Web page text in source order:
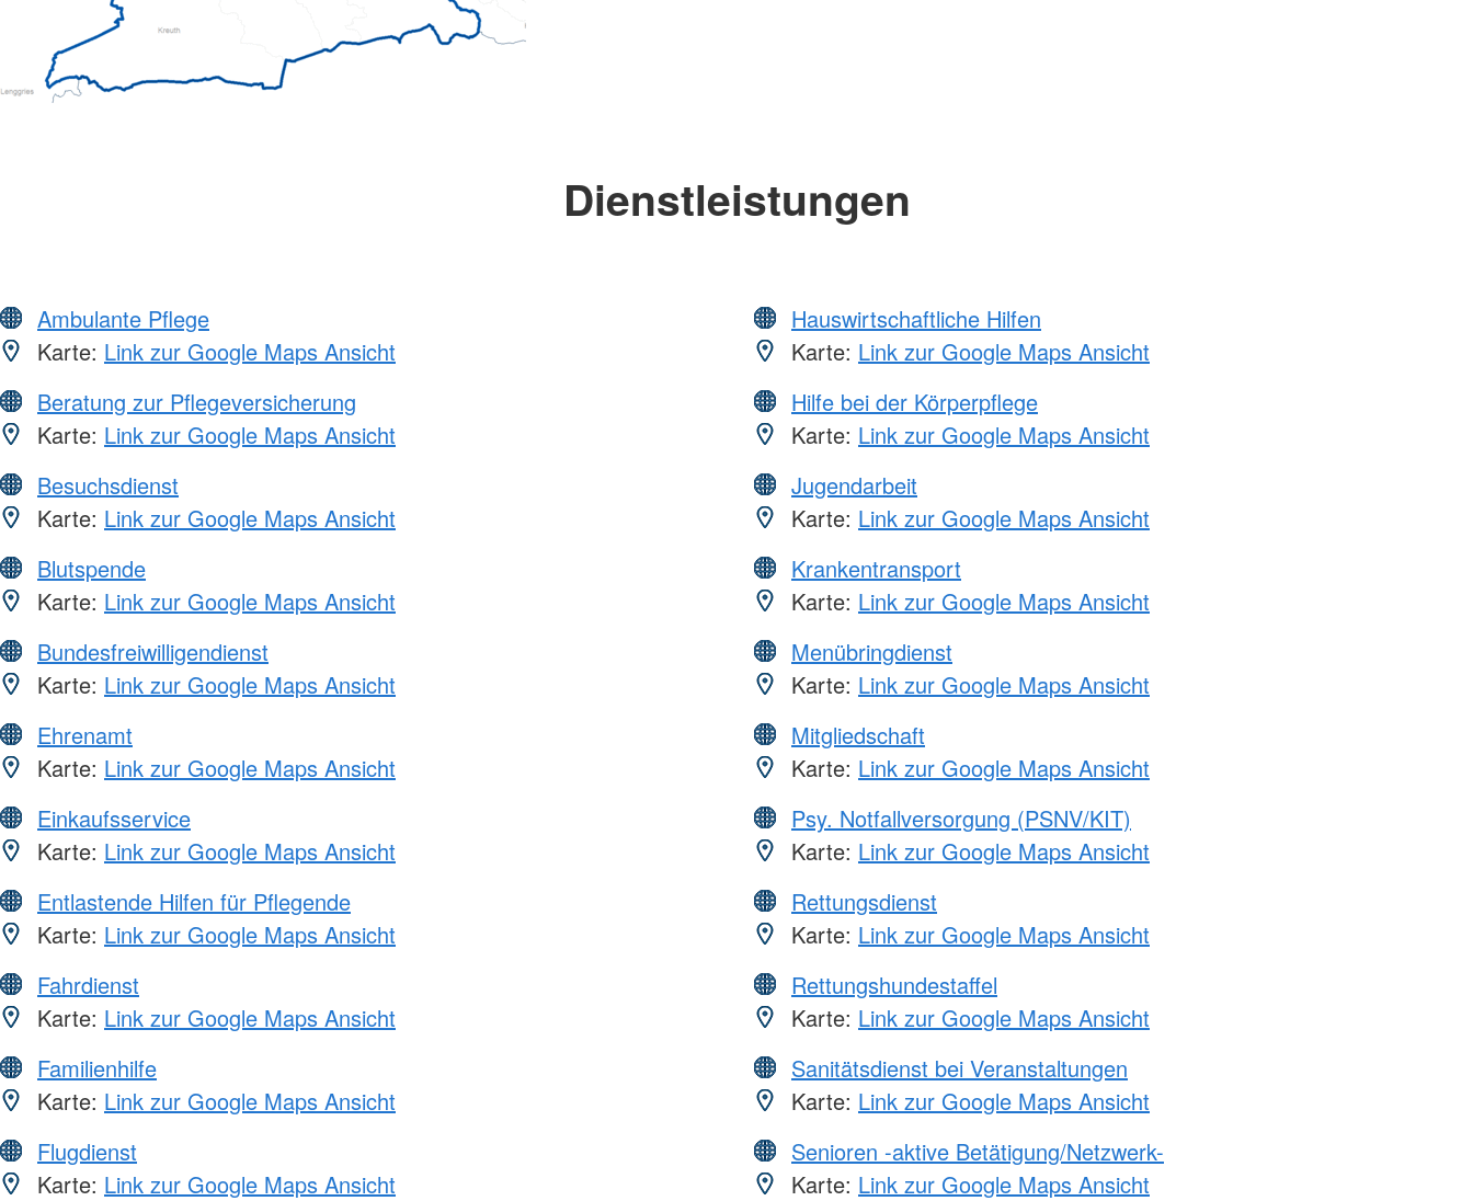
Dienstleistungen
Ambulante Pflege
Karte: Link zur Google Maps Ansicht
Beratung zur Pflegeversicherung
Karte: Link zur Google Maps Ansicht
Besuchsdienst
Karte: Link zur Google Maps Ansicht
Blutspende
Karte: Link zur Google Maps Ansicht
Bundesfreiwilligendienst
Karte: Link zur Google Maps Ansicht
Ehrenamt
Karte: Link zur Google Maps Ansicht
Einkaufsservice
Karte: Link zur Google Maps Ansicht
Entlastende Hilfen für Pflegende
Karte: Link zur Google Maps Ansicht
Fahrdienst
Karte: Link zur Google Maps Ansicht
Familienhilfe
Karte: Link zur Google Maps Ansicht
Flugdienst
Karte: Link zur Google Maps Ansicht
Hauswirtschaftliche Hilfen
Karte: Link zur Google Maps Ansicht
Hilfe bei der Körperpflege
Karte: Link zur Google Maps Ansicht
Jugendarbeit
Karte: Link zur Google Maps Ansicht
Krankentransport
Karte: Link zur Google Maps Ansicht
Menübringdienst
Karte: Link zur Google Maps Ansicht
Mitgliedschaft
Karte: Link zur Google Maps Ansicht
Psy. Notfallversorgung (PSNV/KIT)
Karte: Link zur Google Maps Ansicht
Rettungsdienst
Karte: Link zur Google Maps Ansicht
Rettungshundestaffel
Karte: Link zur Google Maps Ansicht
Sanitätsdienst bei Veranstaltungen
Karte: Link zur Google Maps Ansicht
Senioren -aktive Betätigung/Netzwerk-
Karte: Link zur Google Maps Ansicht